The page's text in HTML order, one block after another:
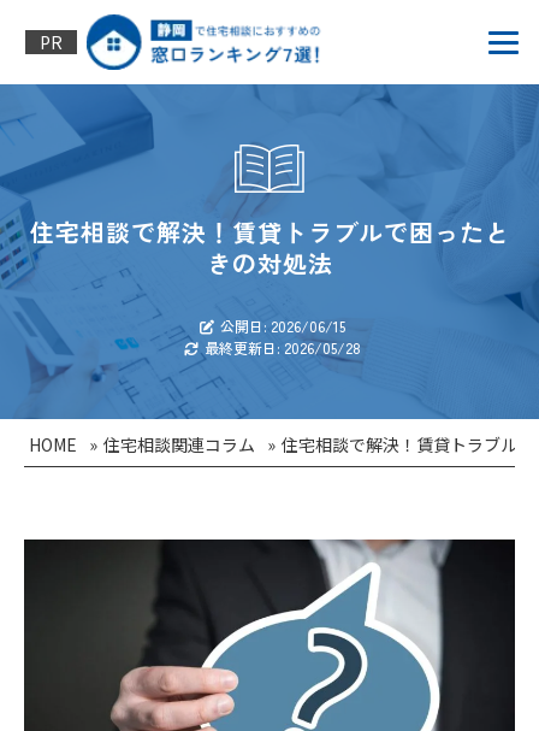
PR
住宅相談で解決！賃貸トラブルで困ったと
きの対処法
公開日: 2026/06/15
最終更新日: 2026/05/28
HOME » 住宅相談関連コラム » 住宅相談で解決！賃貸トラブル